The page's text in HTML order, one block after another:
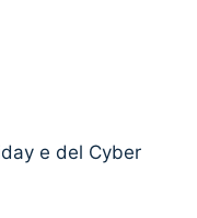
e del Cyber